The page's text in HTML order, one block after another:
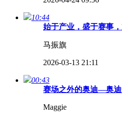
10:44
始于产业，盛于赛事
马振旗
2026-03-13 21:11
00:43
赛场之外的奥迪—奥
Maggie